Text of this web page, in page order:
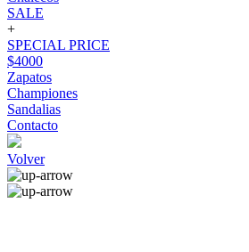
SALE
+
SPECIAL PRICE
$4000
Zapatos
Championes
Sandalias
Contacto
Volver